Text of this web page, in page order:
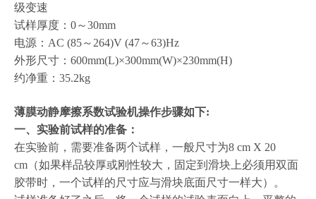
级变速
试样厚度：0～30mm
电源：AC (85～264)V (47～63)Hz
外形尺寸：600mm(L)×300mm(W)×230mm(H)
约净重：35.2kg
薄膜动静摩擦系数试验机操作步骤如下:
一、实验前试样的准备：
在实验前，需要准备两个试样，一般尺寸为8 cm X 20
cm（如果样品较厚或刚性较大，固定到滑块上必须用双面
胶带时，一个试样的尺寸应与滑块底面尺寸一样大）。